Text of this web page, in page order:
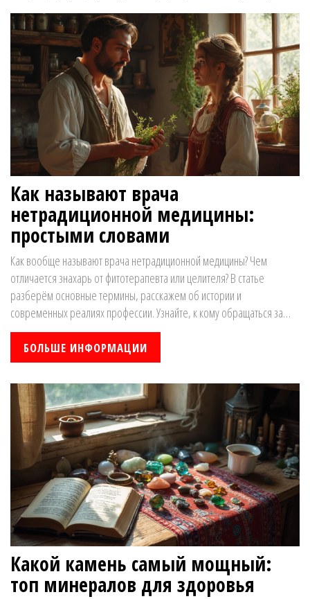
Как называют врача
нетрадиционной медицины:
простыми словами
Как вообще называют врача нетрадиционной медицины? Чем
отличается знахарь от фитотерапевта или целителя? В статье
разберём основные термины, расскажем об истории и
современных реалиях профессии. Узнайте, к кому обращаться за
помощью, какие методы применяют и на что обратить внимание при
выборе специалиста.
БОЛЬШЕ ИНФОРМАЦИИ
Какой камень самый мощный:
топ минералов для здоровья